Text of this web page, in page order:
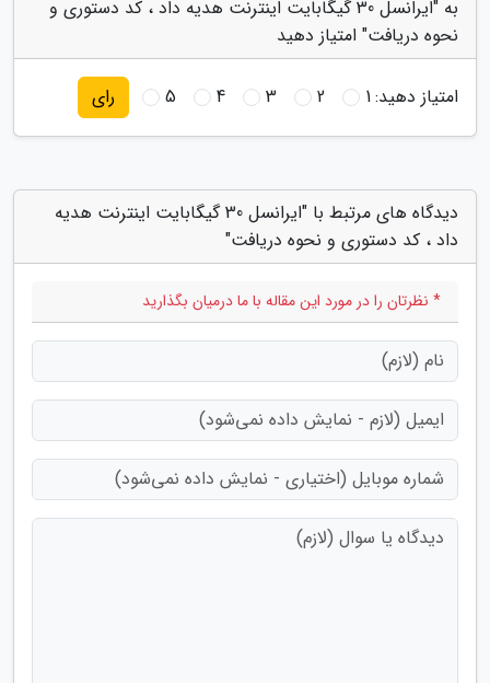
به "ایرانسل 30 گیگابایت اینترنت هدیه داد ، کد دستوری و
نحوه دریافت" امتیاز دهید
امتیاز دهید:1
2
3
4
5 رای
دیدگاه های مرتبط با "ایرانسل 30 گیگابایت اینترنت هدیه
داد ، کد دستوری و نحوه دریافت"
* نظرتان را در مورد این مقاله با ما درمیان بگذارید